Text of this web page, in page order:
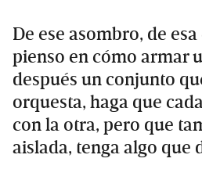
De ese asombro, de
pienso en cómo armar
después un conjunto
orquesta, haga que
con la otra, pero que
aislada, tenga algo que